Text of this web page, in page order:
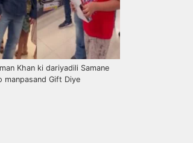
Khan ki dariyadili Samane
manpasand Gift Diye